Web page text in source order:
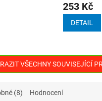
253 Kč
DETAIL
VŠECHNY SOUVISEJÍCÍ
(8) Hodnocení